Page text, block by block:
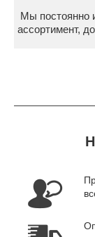
Мы постоянно
ассортимент,